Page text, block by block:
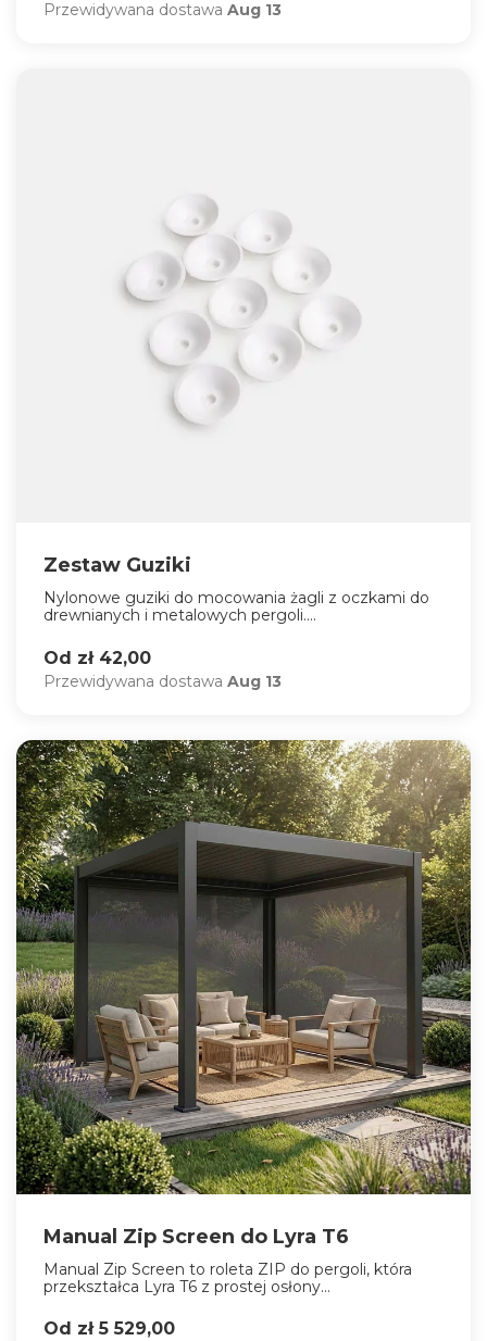
Przewidywana dostawa Aug 13
Zestaw Guziki
Nylonowe guziki do mocowania żagli z oczkami do
drewnianych i metalowych pergoli....
Od zł 42,00
Przewidywana dostawa Aug 13
Manual Zip Screen do Lyra T6
Manual Zip Screen to roleta ZIP do pergoli, która
przekształca Lyra T6 z prostej osłony...
Od zł 5 529,00